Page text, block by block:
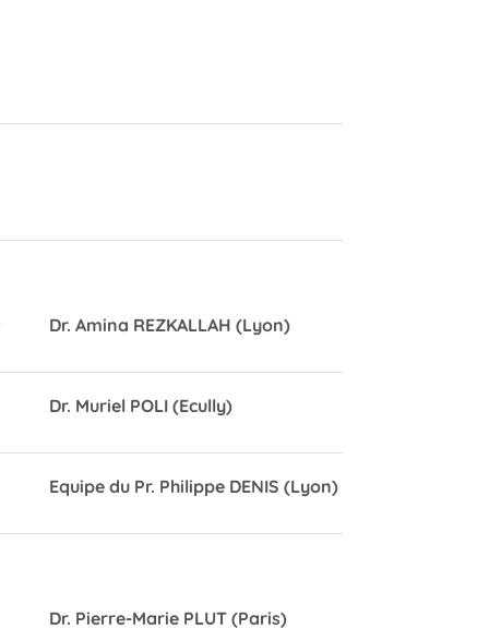
Dr. Amina REZKALLAH (Lyon)
Dr. Muriel POLI (Ecully)
Equipe du Pr. Philippe DENIS (Lyon)
Dr. Pierre-Marie PLUT (Paris)